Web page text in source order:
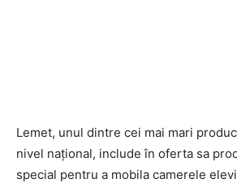
Lemet, unul dintre cei mai mari
nivel național, include în oferta sa
special pentru a mobila camerele